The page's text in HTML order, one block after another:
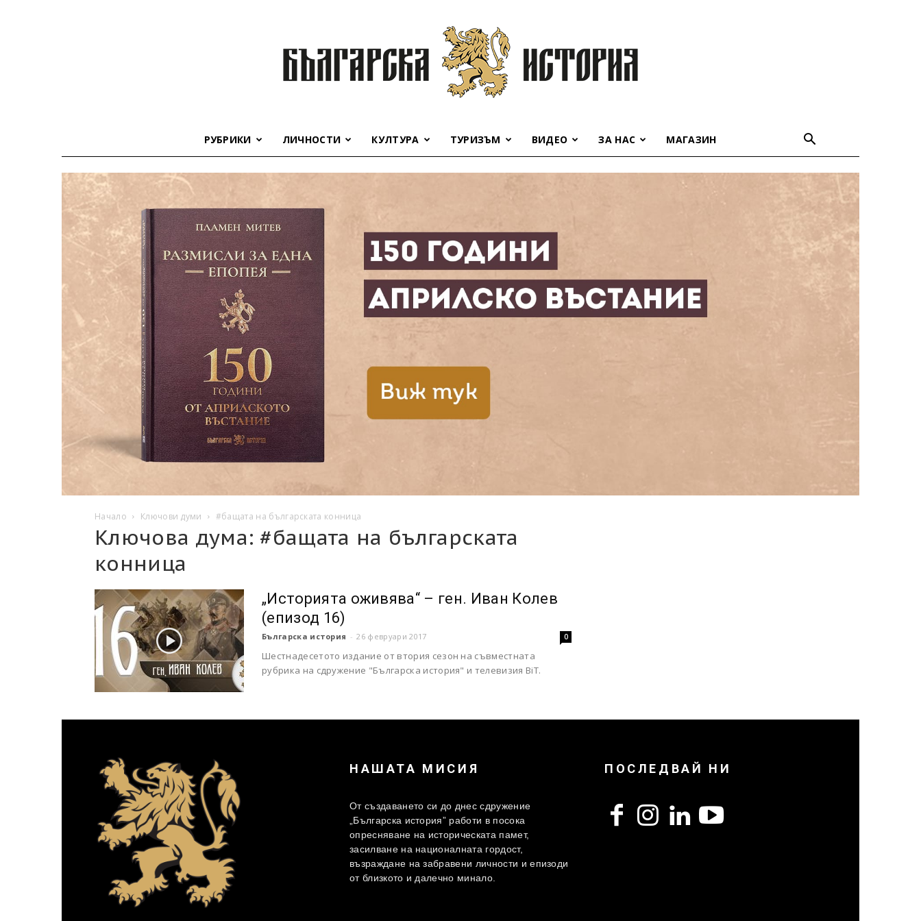
история
РУБРИКИ ЛИЧНОСТИ КУЛТУРА ТУРИЗЪМ ВИДЕО ЗА НАС МАГАЗИН
Начало Ключови думи #бащата на българската конница
Ключова дума: #бащата на българската
конница
„Историята оживява“ – ген. Иван Колев
(епизод 16)
Българска история - 26 февруари 2017 0
Шестнадесетото издание от втория сезон на съвместната
рубрика на сдружение "Българска история" и телевизия BiT.
НАШАТА МИСИЯ
От създаването си до днес сдружение
„Българска история” работи в посока
опресняване на историческата памет,
засилване на националната гордост,
възраждане на забравени личности и епизоди
от близкото и далечно минало.
ПОСЛЕДВАЙ НИ